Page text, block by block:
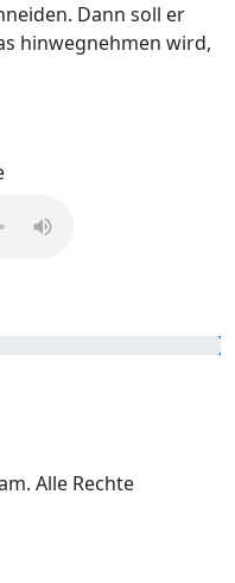
Dann soll er
hinwegnehmen wird,
Alle Rechte